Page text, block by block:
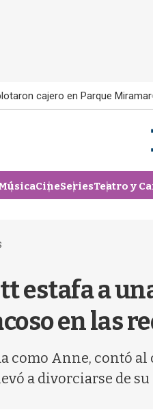
cajero en Parque Miramar
CineSeriesTeatro y
estafa a
en las
como Anne, contó al
a divorciarse de